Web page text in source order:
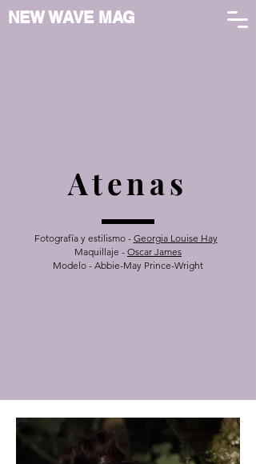
NEW WAVE MAG
Atenas
Fotografía y estilismo - Georgia Louise Hay
Maquillaje - Oscar James
Modelo - Abbie-May Prince-Wright